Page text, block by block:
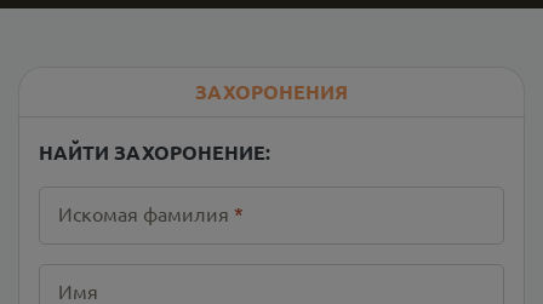
ЗАХОРОНЕНИЯ
НАЙТИ ЗАХОРОНЕНИЕ:
Искомая фамилия *
Имя